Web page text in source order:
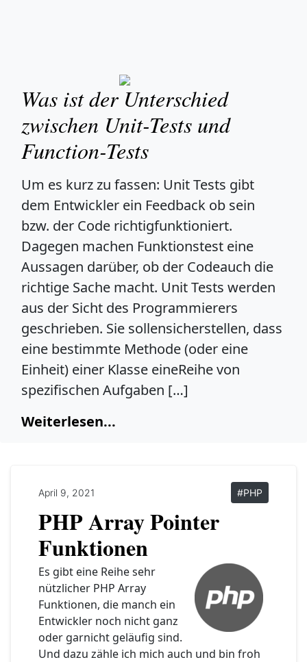
Was ist der Unterschied
zwischen Unit-Tests und
Function-Tests
Um es kurz zu fassen: Unit Tests gibt
dem Entwickler ein Feedback ob sein
bzw. der Code richtigfunktioniert.
Dagegen machen Funktionstest eine
Aussagen darüber, ob der Codeauch die
richtige Sache macht. Unit Tests werden
aus der Sicht des Programmierers
geschrieben. Sie sollensicherstellen, dass
eine bestimmte Methode (oder eine
Einheit) einer Klasse eineReihe von
spezifischen Aufgaben […]
Weiterlesen...
April 9, 2021 #PHP
PHP Array Pointer
Funktionen
Es gibt eine Reihe sehr
nützlicher PHP Array
Funktionen, die manch ein
Entwickler noch nicht ganz
oder garnicht geläufig sind.
Und dazu zähle ich mich auch und bin froh